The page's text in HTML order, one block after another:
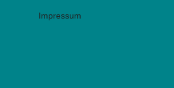
Impressum